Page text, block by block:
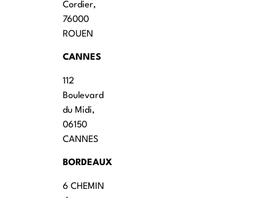
Cordier,
76000
ROUEN
CANNES
112
Boulevard
du Midi,
06150
CANNES
BORDEAUX
6 CHEMIN